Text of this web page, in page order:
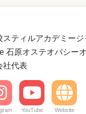
ティルアカデミージ
石原オステオパシー
社代表
YouTube Website